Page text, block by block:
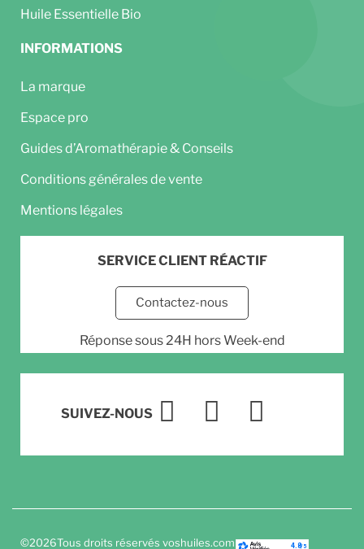
Huile Essentielle Bio
INFORMATIONS
La marque
Espace pro
Guides d’Aromathérapie & Conseils
Conditions générales de vente
Mentions légales
SERVICE CLIENT RÉACTIF
Contactez-nous
Réponse sous 24H hors Week-end
SUIVEZ-NOUS
©2026Tous droits réservés voshuiles.com